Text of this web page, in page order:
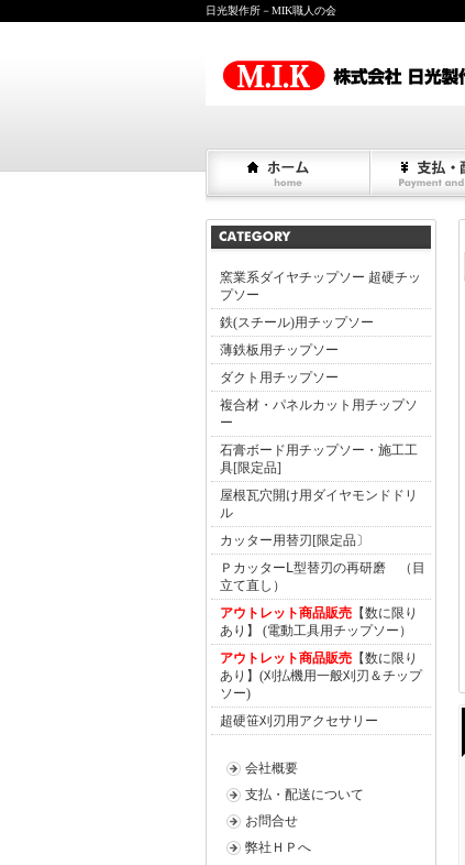
日光製作所－MIK職人の会
窯業系ダイヤチップソー 超硬チッ
プソー
鉄(スチール)用チップソー
薄鉄板用チップソー
ダクト用チップソー
複合材・パネルカット用チップソ
ー
石膏ボード用チップソー・施工工
具[限定品]
屋根瓦穴開け用ダイヤモンドドリ
ル
カッター用替刃[限定品〕
ＰカッターⅬ型替刃の再研磨 （目
立て直し）
アウトレット商品販売 【数に限り
あり】 (電動工具用チップソー）
アウトレット商品販売 【数に限り
あり】(刈払機用一般刈刃＆チップ
ソー)
超硬笹刈刃用アクセサリー
会社概要
支払・配送について
お問合せ
弊社ＨＰへ